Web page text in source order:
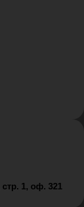
стр. 1, оф. 321